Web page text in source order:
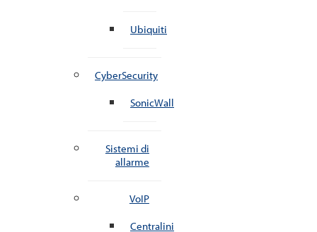
Ubiquiti
CyberSecurity
SonicWall
Sistemi di
allarme
VoIP
Centralini